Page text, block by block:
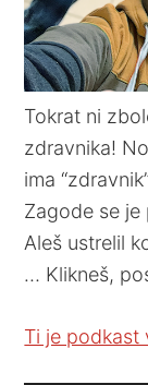
Tokrat ni
zdravnika!
ima
Zagode se je
Aleš ustrelil
… Klikneš,
Ti je podkast